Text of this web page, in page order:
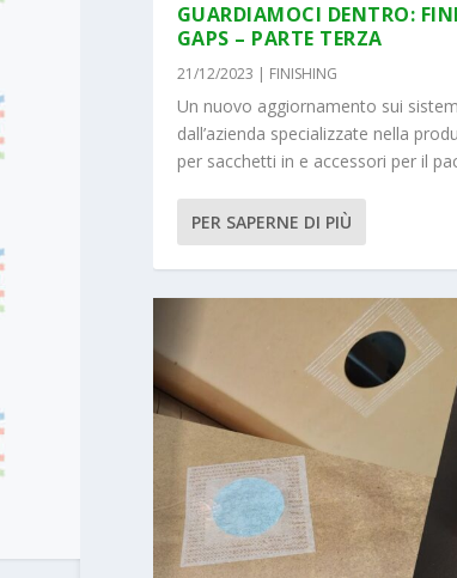
GUARDIAMOCI DENTRO:
GAPS – PARTE TERZA
21/12/2023 | FINISHING
Un nuovo aggiornamento sui
dall’azienda specializzate nella
per sacchetti in e accessori per il
PER SAPERNE DI PIÙ